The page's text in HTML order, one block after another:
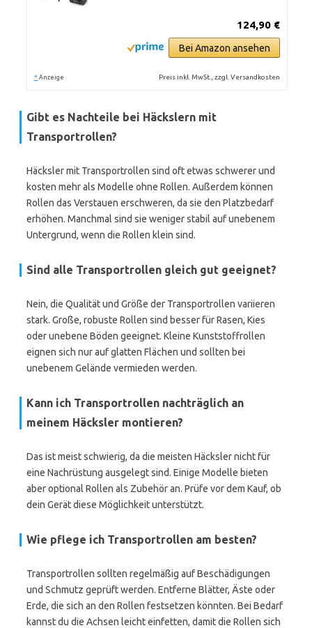
124,90 €
Bei Amazon ansehen
* Anzeige Preis inkl. MwSt., zzgl. Versandkosten
Gibt es Nachteile bei Häckslern mit
Transportrollen?
Häcksler mit Transportrollen sind oft etwas schwerer und
kosten mehr als Modelle ohne Rollen. Außerdem können
Rollen das Verstauen erschweren, da sie den Platzbedarf
erhöhen. Manchmal sind sie weniger stabil auf unebenem
Untergrund, wenn die Rollen klein sind.
Sind alle Transportrollen gleich gut geeignet?
Nein, die Qualität und Größe der Transportrollen variieren
stark. Große, robuste Rollen sind besser für Rasen, Kies
oder unebene Böden geeignet. Kleine Kunststoffrollen
eignen sich nur auf glatten Flächen und sollten bei
unebenem Gelände vermieden werden.
Kann ich Transportrollen nachträglich an
meinem Häcksler montieren?
Das ist meist schwierig, da die meisten Häcksler nicht für
eine Nachrüstung ausgelegt sind. Einige Modelle bieten
aber optional Rollen als Zubehör an. Prüfe vor dem Kauf, ob
dein Gerät diese Möglichkeit unterstützt.
Wie pflege ich Transportrollen am besten?
Transportrollen sollten regelmäßig auf Beschädigungen
und Schmutz geprüft werden. Entferne Blätter, Äste oder
Erde, die sich an den Rollen festsetzen könnten. Bei Bedarf
kannst du die Achsen leicht einfetten, damit die Rollen sich